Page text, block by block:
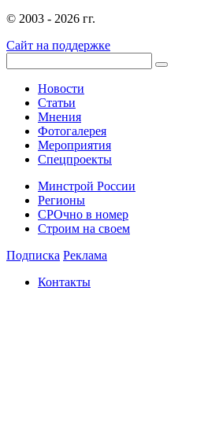
© 2003 - 2026 гг.
Сайт на поддержке
Новости
Статьи
Мнения
Фотогалерея
Мероприятия
Спецпроекты
Минстрой России
Регионы
СРОчно в номер
Строим на своем
Подписка Реклама
Контакты